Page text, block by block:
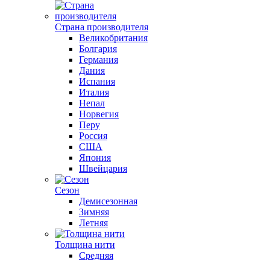
Страна производителя
Великобритания
Болгария
Германия
Дания
Испания
Италия
Непал
Норвегия
Перу
Россия
США
Япония
Швейцария
Сезон
Демисезонная
Зимняя
Летняя
Толщина нити
Средняя